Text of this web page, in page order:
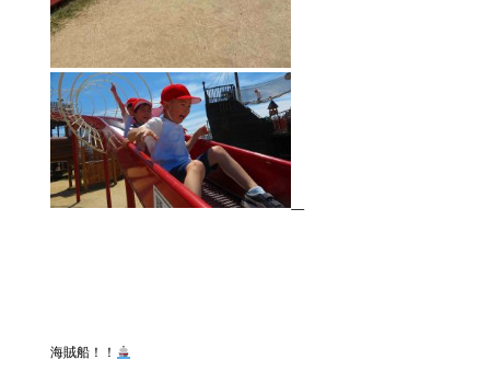
海賊船！！